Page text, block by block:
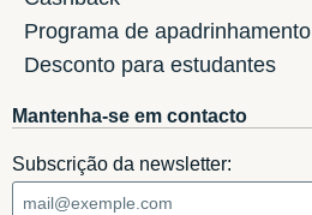
Programa de apadrinhamento
Desconto para estudantes
Mantenha-se em contacto
Subscrição da newsletter: